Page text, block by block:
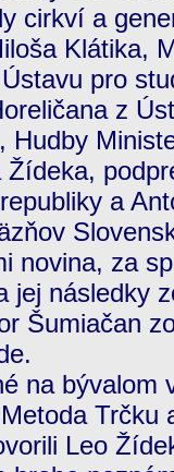
cirkví a
Klátika,
pro
z
Hudby
a
novina, za
jej následky
Šumiačan
bývalom
Trčku
Leo